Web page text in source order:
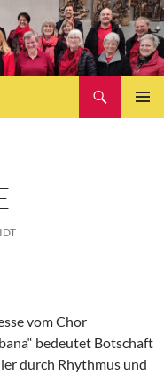
vom Chor
bedeutet Botschaft
durch Rhythmus und